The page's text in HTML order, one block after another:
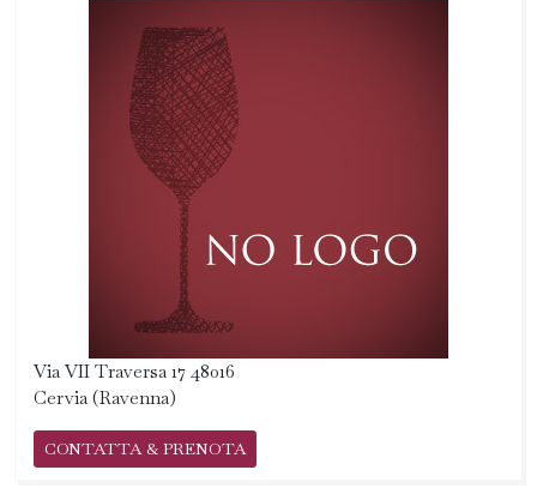
Via VII Traversa 17 48016
Cervia (Ravenna)
CONTATTA & PRENOTA